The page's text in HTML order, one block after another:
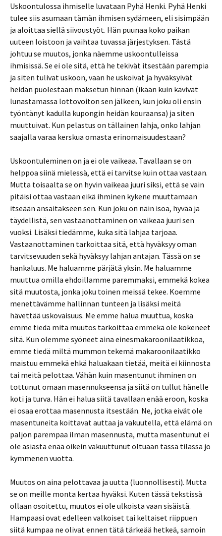
Uskoontulossa ihmiselle luvataan Pyhä Henki. Pyhä Henki
tulee siis asumaan tämän ihmisen sydämeen, eli sisimpään
ja aloittaa siellä siivoustyöt. Hän puunaa koko paikan
uuteen loistoon ja vaihtaa tuvassa järjestyksen. Tästä
johtuu se muutos, jonka näemme uskoontulleissa
ihmisissä. Se ei ole sitä, että he tekivät itsestään parempia
ja siten tulivat uskoon, vaan he uskoivat ja hyväksyivät
heidän puolestaan maksetun hinnan (ikään kuin kävivät
lunastamassa lottovoiton sen jälkeen, kun joku oli ensin
työntänyt kadulla kupongin heidän kouraansa) ja siten
muuttuivat. Kun pelastus on tällainen lahja, onko lahjan
saajalla varaa kerskua omasta erinomaisuudestaan?
Uskoontuleminen on ja ei ole vaikeaa. Tavallaan se on
helppoa siinä mielessä, että ei tarvitse kuin ottaa vastaan.
Mutta toisaalta se on hyvin vaikeaa juuri siksi, että se vain
pitäisi ottaa vastaan eikä ihminen kykene muuttamaan
itseään ansaitakseen sen. Kun joku on näin isoa, hyvää ja
täydellistä, sen vastaanottaminen on vaikeaa juuri sen
vuoksi. Lisäksi tiedämme, kuka sitä lahjaa tarjoaa.
Vastaanottaminen tarkoittaa sitä, että hyväksyy oman
tarvitsevuuden sekä hyväksyy lahjan antajan. Tässä on se
hankaluus. Me haluamme pärjätä yksin. Me haluamme
muuttua omilla ehdoillamme paremmaksi, emmekä kokea
sitä muutosta, jonka joku toinen meissä tekee. Koemme
menettävämme hallinnan tunteen ja lisäksi meitä
hävettää uskovaisuus. Me emme halua muuttua, koska
emme tiedä mitä muutos tarkoittaa emmekä ole kokeneet
sitä. Kun olemme syöneet aina einesmakaroonilaatikkoa,
emme tiedä miltä mummon tekemä makaroonilaatikko
maistuu emmekä ehkä haluakaan tietää, meitä ei kiinnosta
tai meitä pelottaa. Vähän kuin masentunut ihminen on
tottunut omaan masennukseensa ja siitä on tullut hänelle
koti ja turva. Hän ei halua siitä tavallaan enää eroon, koska
ei osaa erottaa masennusta itsestään. Ne, jotka eivät ole
masentuneita koittavat auttaa ja vakuutella, että elämä on
paljon parempaa ilman masennusta, mutta masentunut ei
ole asiasta enää oikein vakuuttunut oltuaan tässä tilassa jo
kymmenen vuotta.
Muutos on aina pelottavaa ja uutta (luonnollisesti). Mutta
se on meille monta kertaa hyväksi. Kuten tässä tekstissä
ollaan osoitettu, muutos ei ole ulkoista vaan sisäistä.
Hampaasi ovat edelleen valkoiset tai keltaiset riippuen
siitä kumpaa ne olivat ennen tätä tärkeää hetkeä, samoin